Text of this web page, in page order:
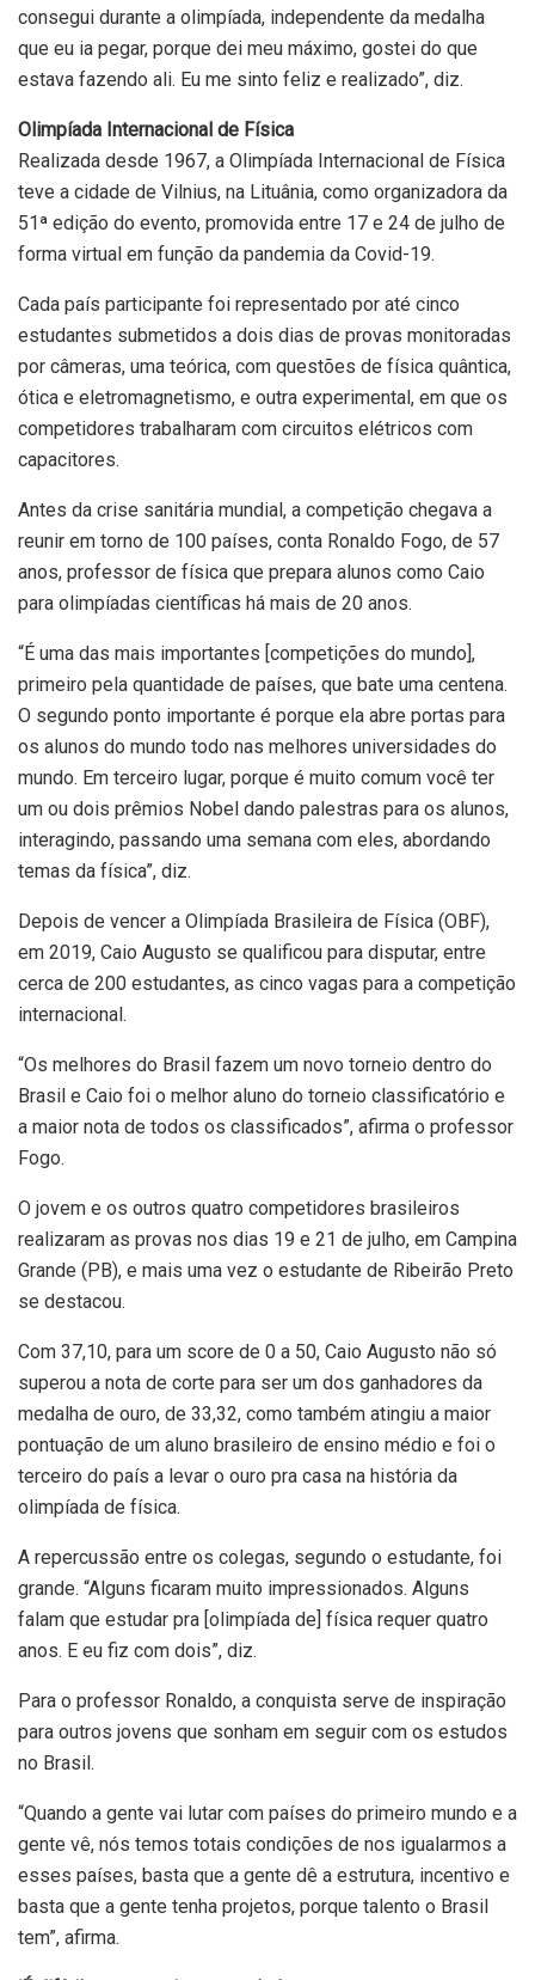
consegui durante a olimpíada, independente da medalha
que eu ia pegar, porque dei meu máximo, gostei do que
estava fazendo ali. Eu me sinto feliz e realizado”, diz.
Olimpíada Internacional de Física
Realizada desde 1967, a Olimpíada Internacional de Física
teve a cidade de Vilnius, na Lituânia, como organizadora da
51ª edição do evento, promovida entre 17 e 24 de julho de
forma virtual em função da pandemia da Covid-19.
Cada país participante foi representado por até cinco
estudantes submetidos a dois dias de provas monitoradas
por câmeras, uma teórica, com questões de física quântica,
ótica e eletromagnetismo, e outra experimental, em que os
competidores trabalharam com circuitos elétricos com
capacitores.
Antes da crise sanitária mundial, a competição chegava a
reunir em torno de 100 países, conta Ronaldo Fogo, de 57
anos, professor de física que prepara alunos como Caio
para olimpíadas científicas há mais de 20 anos.
“É uma das mais importantes [competições do mundo],
primeiro pela quantidade de países, que bate uma centena.
O segundo ponto importante é porque ela abre portas para
os alunos do mundo todo nas melhores universidades do
mundo. Em terceiro lugar, porque é muito comum você ter
um ou dois prêmios Nobel dando palestras para os alunos,
interagindo, passando uma semana com eles, abordando
temas da física”, diz.
Depois de vencer a Olimpíada Brasileira de Física (OBF),
em 2019, Caio Augusto se qualificou para disputar, entre
cerca de 200 estudantes, as cinco vagas para a competição
internacional.
“Os melhores do Brasil fazem um novo torneio dentro do
Brasil e Caio foi o melhor aluno do torneio classificatório e
a maior nota de todos os classificados”, afirma o professor
Fogo.
O jovem e os outros quatro competidores brasileiros
realizaram as provas nos dias 19 e 21 de julho, em Campina
Grande (PB), e mais uma vez o estudante de Ribeirão Preto
se destacou.
Com 37,10, para um score de 0 a 50, Caio Augusto não só
superou a nota de corte para ser um dos ganhadores da
medalha de ouro, de 33,32, como também atingiu a maior
pontuação de um aluno brasileiro de ensino médio e foi o
terceiro do país a levar o ouro pra casa na história da
olimpíada de física.
A repercussão entre os colegas, segundo o estudante, foi
grande. “Alguns ficaram muito impressionados. Alguns
falam que estudar pra [olimpíada de] física requer quatro
anos. E eu fiz com dois”, diz.
Para o professor Ronaldo, a conquista serve de inspiração
para outros jovens que sonham em seguir com os estudos
no Brasil.
“Quando a gente vai lutar com países do primeiro mundo e a
gente vê, nós temos totais condições de nos igualarmos a
esses países, basta que a gente dê a estrutura, incentivo e
basta que a gente tenha projetos, porque talento o Brasil
tem”, afirma.